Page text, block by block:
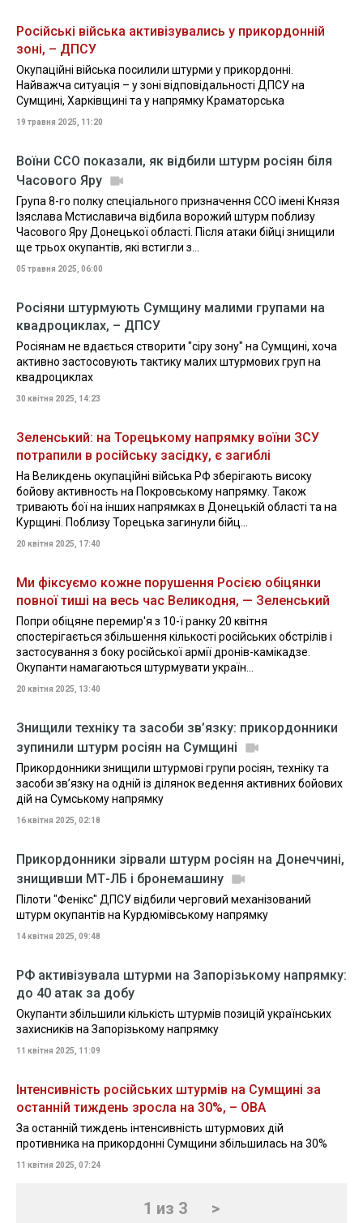
Російські війська активізувались у прикордонній
зоні, – ДПСУ
Окупаційні війська посилили штурми у прикордонні.
Найважча ситуація – у зоні відповідальності ДПСУ на
Сумщині, Харківщині та у напрямку Краматорська
19 травня 2025, 11:20
Воїни ССО показали, як відбили штурм росіян біля
Часового Яру
Група 8-го полку спеціального призначення ССО імені Князя
Ізяслава Мстиславича відбила ворожий штурм поблизу
Часового Яру Донецької області. Після атаки бійці знищили
ще трьох окупантів, які встигли з...
05 травня 2025, 06:00
Росіяни штурмують Сумщину малими групами на
квадроциклах, – ДПСУ
Росіянам не вдається створити "сіру зону" на Сумщині, хоча
активно застосовують тактику малих штурмових груп на
квадроциклах
30 квітня 2025, 14:23
Зеленський: на Торецькому напрямку воїни ЗСУ
потрапили в російську засідку, є загиблі
На Великдень окупаційні війська РФ зберігають високу
бойову активность на Покровському напрямку. Також
тривають бої на інших напрямках в Донецькій області та на
Курщині. Поблизу Торецька загинули бійц...
20 квітня 2025, 17:40
Ми фіксуємо кожне порушення Росією обіцянки
повної тиші на весь час Великодня, — Зеленський
Попри обіцяне перемир'я з 10-ї ранку 20 квітня
спостерігається збільшення кількості російських обстрілів і
застосування з боку російської армії дронів-камікадзе.
Окупанти намагаються штурмувати україн...
20 квітня 2025, 13:40
Знищили техніку та засоби зв’язку: прикордонники
зупинили штурм росіян на Сумщині
Прикордонники знищили штурмові групи росіян, техніку та
засоби зв’язку на одній із ділянок ведення активних бойових
дій на Сумському напрямку
16 квітня 2025, 02:18
Прикордонники зірвали штурм росіян на Донеччині,
знищивши МТ-ЛБ і бронемашину
Пілоти "Фенікс" ДПСУ відбили черговий механізований
штурм окупантів на Курдюмівському напрямку
14 квітня 2025, 09:48
РФ активізувала штурми на Запорізькому напрямку:
до 40 атак за добу
Окупанти збільшили кількість штурмів позицій українських
захисників на Запорізькому напрямку
11 квітня 2025, 11:09
Інтенсивність російських штурмів на Сумщині за
останній тиждень зросла на 30%, – ОВА
За останній тиждень інтенсивність штурмових дій
противника на прикордонні Сумщини збільшилась на 30%
11 квітня 2025, 07:24
1 из 3 >